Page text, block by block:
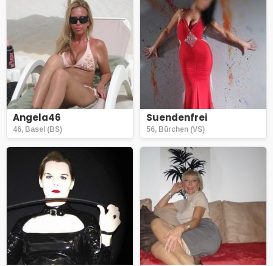
Angela46
46, Basel (BS)
Suendenfrei
56, Bürchen (VS)